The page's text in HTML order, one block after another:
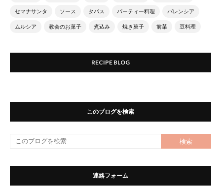
セマナサンタ ソース タパス パーティー料理 バレンシア
ムルシア 教会のお菓子 煮込み 焼き菓子 前菜 豆料理
RECIPE BLOG
このブログを検索
連絡フォーム